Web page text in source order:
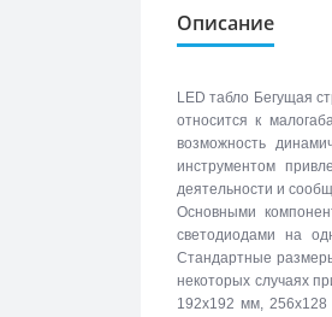
Описание
LED табло Бегущая
относится к
возможность
инструментом
деятельности и
Основными
светодиодами на
Стандартные
некоторых случаях
192х192 мм,